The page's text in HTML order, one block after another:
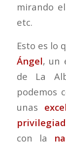
mirando
etc.
Esto es lo
Ángel, un
de La
podemos
unas
con la